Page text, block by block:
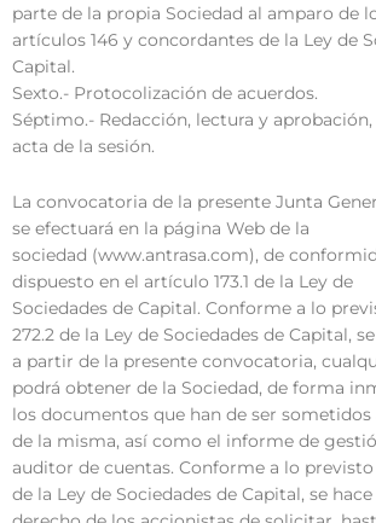
parte de la propia Sociedad al amparo de
artículos 146 y concordantes de la Ley de
Capital.
Sexto.- Protocolización de acuerdos.
Séptimo.- Redacción, lectura y aprobación,
acta de la sesión.
La convocatoria de la presente Junta
se efectuará en la página Web de la
sociedad (www.antrasa.com), de
dispuesto en el artículo 173.1 de la Ley de
Sociedades de Capital. Conforme a lo
272.2 de la Ley de Sociedades de Capital,
a partir de la presente convocatoria,
podrá obtener de la Sociedad, de forma
los documentos que han de ser sometidos
de la misma, así como el informe de
auditor de cuentas. Conforme a lo
de la Ley de Sociedades de Capital, se